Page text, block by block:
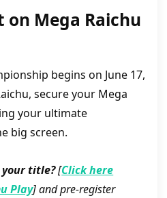
on Mega Raichu
begins on June 17,
secure your Mega
your ultimate
big screen.
your title?[Click here
Play] and pre-register